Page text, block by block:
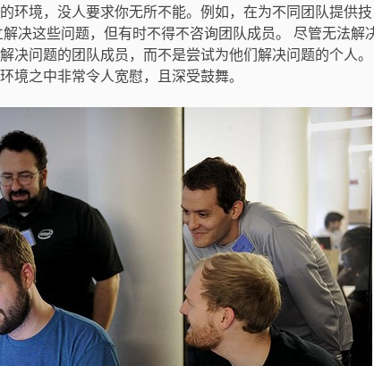
环境，没人要求你无所不能。例如，在为不同团队提供
决这些问题，但有时不得不咨询团队成员。 尽管无法解
决问题的团队成员，而不是尝试为他们解决问题的个人
境之中非常令人宽慰，且深受鼓舞。